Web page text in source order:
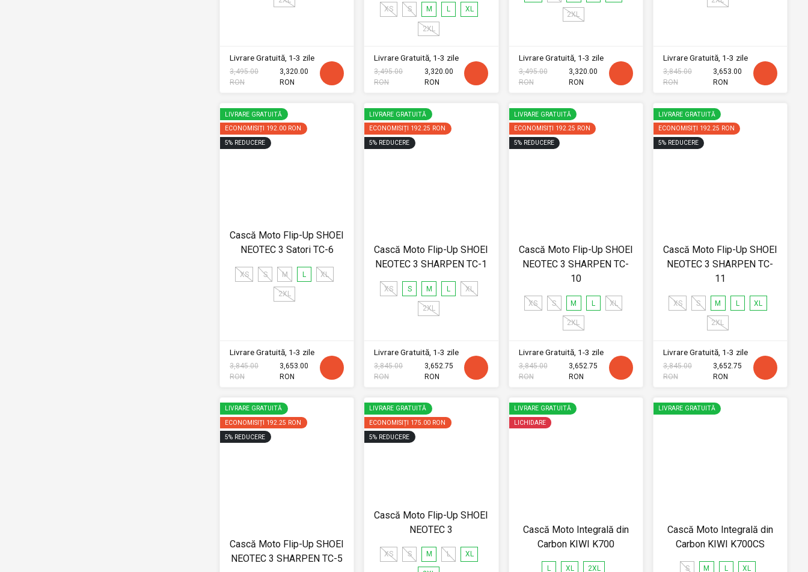
Livrare Gratuită, 1-3 zile
3,495.00
RON
3,320.00
RON
XS S M L XL
2XL
Livrare Gratuită, 1-3 zile
3,495.00
RON
3,320.00
RON
2XL
Livrare Gratuită, 1-3 zile
3,495.00
RON
3,320.00
RON
Livrare Gratuită, 1-3 zile
3,845.00
RON
3,653.00
RON
LIVRARE GRATUITĂ
ECONOMISIȚI 192.00 RON
5% REDUCERE
Cască Moto Flip-Up SHOEI
NEOTEC 3 Satori TC-6
XS S M L XL
2XL
Livrare Gratuită, 1-3 zile
3,845.00
RON
3,653.00
RON
LIVRARE GRATUITĂ
ECONOMISIȚI 192.25 RON
5% REDUCERE
Cască Moto Flip-Up SHOEI
NEOTEC 3 SHARPEN TC-1
XS S M L XL
2XL
Livrare Gratuită, 1-3 zile
3,845.00
RON
3,652.75
RON
LIVRARE GRATUITĂ
ECONOMISIȚI 192.25 RON
5% REDUCERE
Cască Moto Flip-Up SHOEI
NEOTEC 3 SHARPEN TC-
10
XS S M L XL
2XL
Livrare Gratuită, 1-3 zile
3,845.00
RON
3,652.75
RON
LIVRARE GRATUITĂ
ECONOMISIȚI 192.25 RON
5% REDUCERE
Cască Moto Flip-Up SHOEI
NEOTEC 3 SHARPEN TC-
11
XS S M L XL
2XL
Livrare Gratuită, 1-3 zile
3,845.00
RON
3,652.75
RON
LIVRARE GRATUITĂ
ECONOMISIȚI 192.25 RON
5% REDUCERE
Cască Moto Flip-Up SHOEI
NEOTEC 3 SHARPEN TC-5
LIVRARE GRATUITĂ
ECONOMISIȚI 175.00 RON
5% REDUCERE
Cască Moto Flip-Up SHOEI
NEOTEC 3
XS S M L XL
LIVRARE GRATUITĂ
LICHIDARE
Cască Moto Integrală din
Carbon KIWI K700
L XL 2XL
LIVRARE GRATUITĂ
Cască Moto Integrală din
Carbon KIWI K700CS
S M L XL